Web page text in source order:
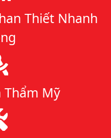
Thiết Nhanh
Thẩm Mỹ